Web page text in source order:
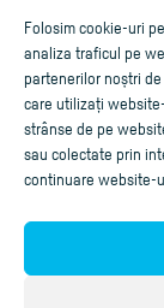
Folosim cookie-uri
analiza traficul pe
partenerilor noștri
care utilizați
strânse de pe
sau colectate prin
continuare website-